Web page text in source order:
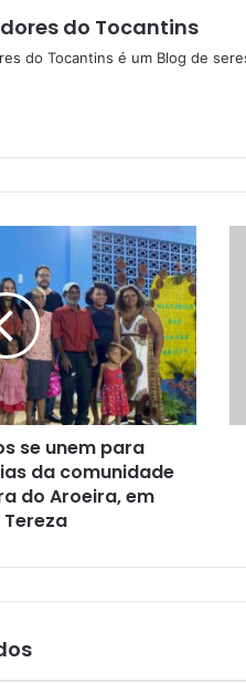
do Tocantins
do Tocantins é um Blog de
se unem para
da comunidade
do Aroeira, em